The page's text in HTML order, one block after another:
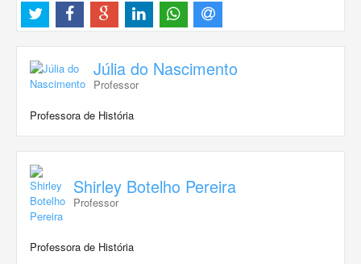
Júlia do Nascimento
Professor
Professora de História
Shirley Botelho Pereira
Professor
Professora de História